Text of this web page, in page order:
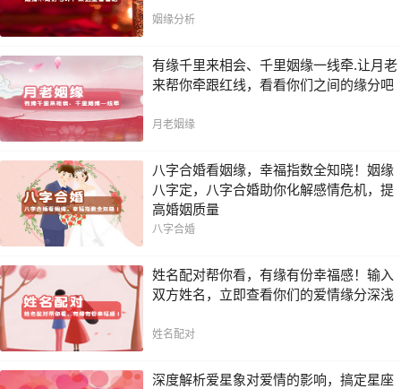
姻缘分析
有缘千里来相会、千里姻缘一线牵.让月老
来帮你牵跟红线，看看你们之间的缘分吧
月老姻缘
八字合婚看姻缘，幸福指数全知晓！姻缘
八字定，八字合婚助你化解感情危机，提
高婚姻质量
八字合婚
姓名配对帮你看，有缘有份幸福感！输入
双方姓名，立即查看你们的爱情缘分深浅
姓名配对
深度解析爱星象对爱情的影响，搞定星座